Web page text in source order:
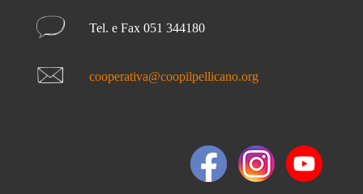
Tel. e Fax 051 344180
cooperativa@coopilpellicano.org